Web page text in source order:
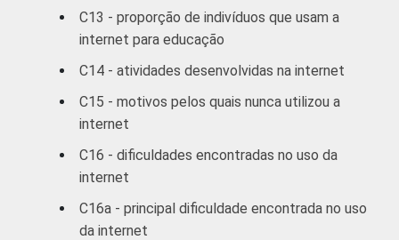
CLASSE
SOCIAL 3
A
SITUAÇÃO
C13 - proporção de indivíduos que usam a
internet para educação
C14 - atividades desenvolvidas na internet
C15 - motivos pelos quais nunca utilizou a
internet
C16 - dificuldades encontradas no uso da
internet
C16a - principal dificuldade encontrada no uso
da internet